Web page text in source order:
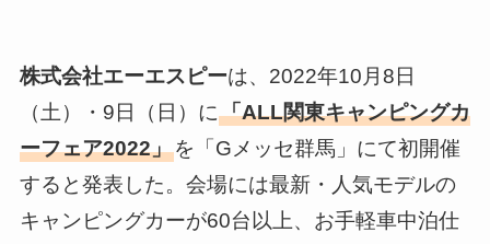
株式会社エーエスピーは、2022年10月8日
（土）・9日（日）に「ALL関東キャンピングカ
ーフェア2022」を「Gメッセ群馬」にて初開催
すると発表した。会場には最新・人気モデルの
キャンピングカーが60台以上、お手軽車中泊仕